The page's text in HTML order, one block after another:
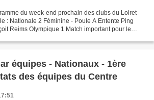
du week-end prochain des clubs du Loiret
: Nationale 2 Féminine - Poule A Entente Ping
Reims Olympique 1 Match important pour le
équipes - Nationaux - 1ère
des équipes du Centre